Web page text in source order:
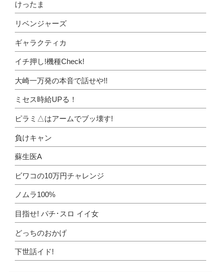
けったま
リベンジャーズ
ギャラクティカ
イチ押し!機種Check!
大崎一万発の本音で話せや!!
ミセス時給UPる！
ピラミ△はアームでブッ壊す!
負けキャン
蘇生医A
ビワコの10万円チャレンジ
ノムラ100%
目指せ! パチ･スロ イイ女
どっちのおかげ
下世話イド!